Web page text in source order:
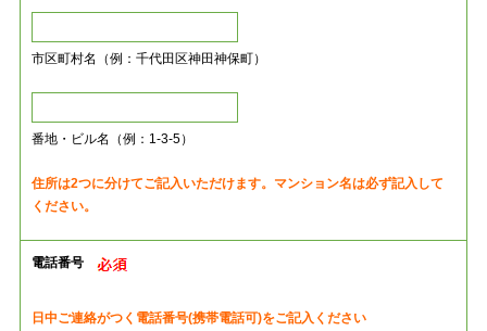
市区町村名（例：千代田区神田神保町）
番地・ビル名（例：1-3-5）
住所は2つに分けてご記入いただけます。マンション名は必ず記入して
ください。
電話番号
日中ご連絡がつく電話番号(携帯電話可)をご記入ください